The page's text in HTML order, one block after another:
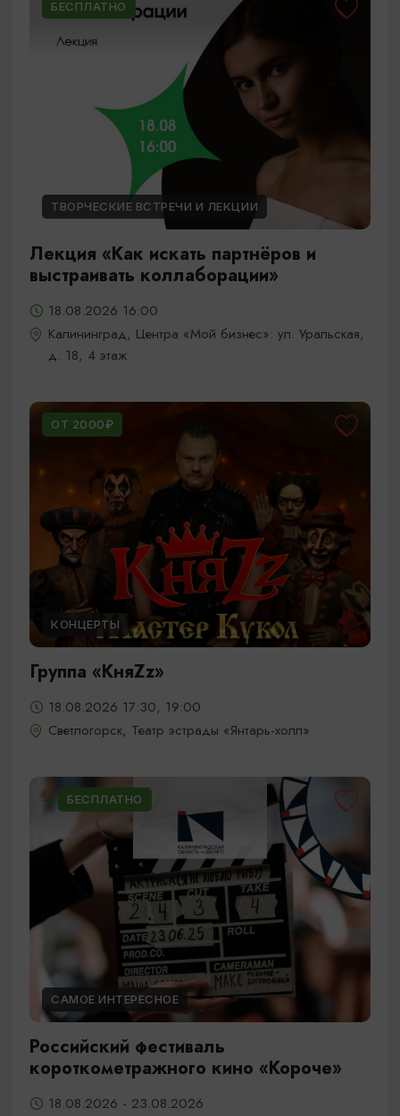
БЕСПЛАТНО
ТВОРЧЕСКИЕ ВСТРЕЧИ И ЛЕКЦИИ
Лекция «Как искать партнёров и
выстраивать коллаборации»
18.08.2026 16:00
Калининград, Центра «Мой бизнес»: ул. Уральская,
д. 18, 4 этаж
ОТ 2000₽
КОНЦЕРТЫ
Группа «КняZz»
18.08.2026 17:30, 19:00
Светлогорск, Театр эстрады «Янтарь-холл»
БЕСПЛАТНО
САМОЕ ИНТЕРЕСНОЕ
Российский фестиваль
короткометражного кино «Короче»
18.08.2026 - 23.08.2026